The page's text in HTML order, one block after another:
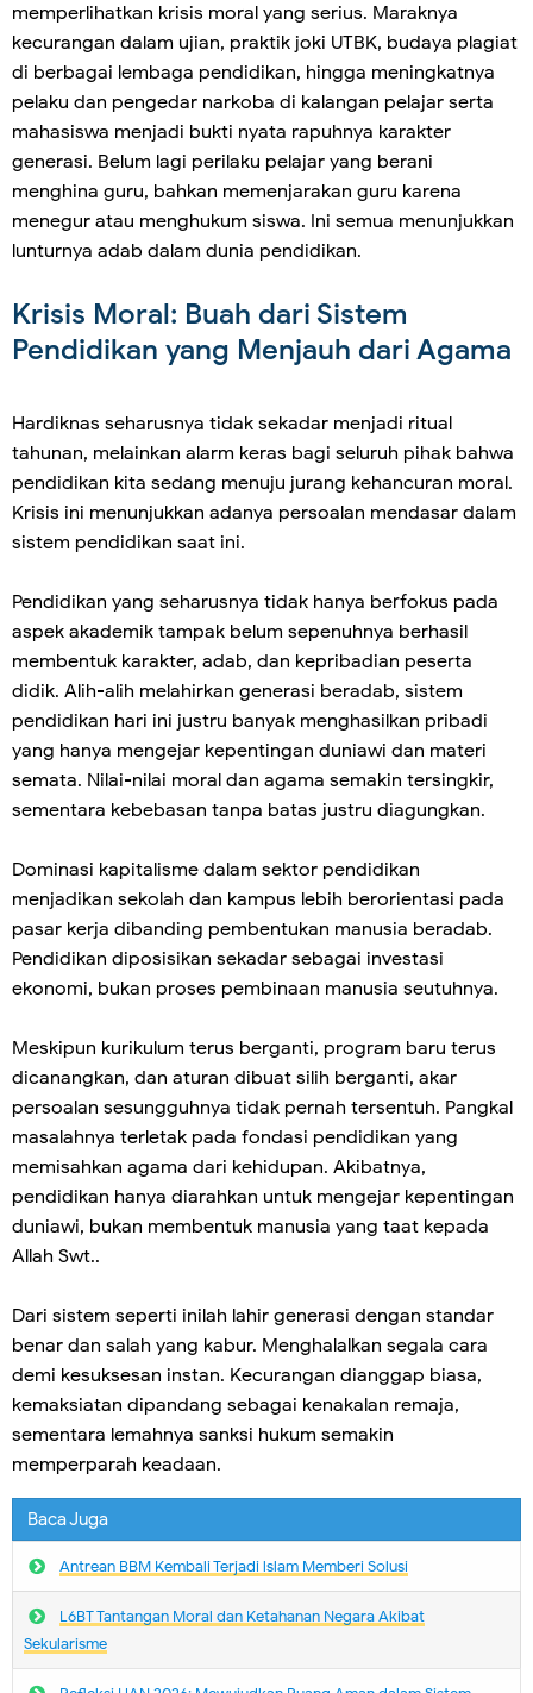
memperlihatkan krisis moral yang serius. Maraknya
kecurangan dalam ujian, praktik joki UTBK, budaya plagiat
di berbagai lembaga pendidikan, hingga meningkatnya
pelaku dan pengedar narkoba di kalangan pelajar serta
mahasiswa menjadi bukti nyata rapuhnya karakter
generasi. Belum lagi perilaku pelajar yang berani
menghina guru, bahkan memenjarakan guru karena
menegur atau menghukum siswa. Ini semua menunjukkan
lunturnya adab dalam dunia pendidikan.
Krisis Moral: Buah dari Sistem
Pendidikan yang Menjauh dari Agama
Hardiknas seharusnya tidak sekadar menjadi ritual
tahunan, melainkan alarm keras bagi seluruh pihak bahwa
pendidikan kita sedang menuju jurang kehancuran moral.
Krisis ini menunjukkan adanya persoalan mendasar dalam
sistem pendidikan saat ini.
Pendidikan yang seharusnya tidak hanya berfokus pada
aspek akademik tampak belum sepenuhnya berhasil
membentuk karakter, adab, dan kepribadian peserta
didik. Alih-alih melahirkan generasi beradab, sistem
pendidikan hari ini justru banyak menghasilkan pribadi
yang hanya mengejar kepentingan duniawi dan materi
semata. Nilai-nilai moral dan agama semakin tersingkir,
sementara kebebasan tanpa batas justru diagungkan.
Dominasi kapitalisme dalam sektor pendidikan
menjadikan sekolah dan kampus lebih berorientasi pada
pasar kerja dibanding pembentukan manusia beradab.
Pendidikan diposisikan sekadar sebagai investasi
ekonomi, bukan proses pembinaan manusia seutuhnya.
Meskipun kurikulum terus berganti, program baru terus
dicanangkan, dan aturan dibuat silih berganti, akar
persoalan sesungguhnya tidak pernah tersentuh. Pangkal
masalahnya terletak pada fondasi pendidikan yang
memisahkan agama dari kehidupan. Akibatnya,
pendidikan hanya diarahkan untuk mengejar kepentingan
duniawi, bukan membentuk manusia yang taat kepada
Allah Swt..
Dari sistem seperti inilah lahir generasi dengan standar
benar dan salah yang kabur. Menghalalkan segala cara
demi kesuksesan instan. Kecurangan dianggap biasa,
kemaksiatan dipandang sebagai kenakalan remaja,
sementara lemahnya sanksi hukum semakin
memperparah keadaan.
Baca Juga
Antrean BBM Kembali Terjadi lslam Memberi Solusi
L6BT Tantangan Moral dan Ketahanan Negara Akibat
Sekularisme